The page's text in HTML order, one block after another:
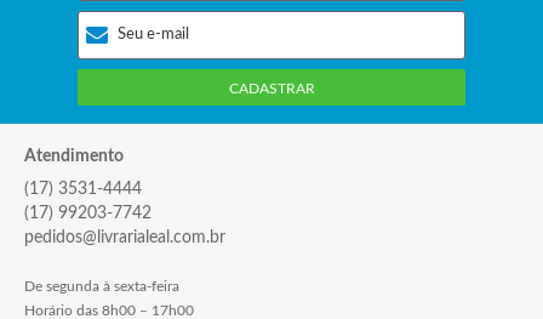
CADASTRAR
Atendimento
(17) 3531-4444
(17) 99203-7742
pedidos@livrarialeal.com.br
De segunda à sexta-feira
Horário das 8h00 – 17h00